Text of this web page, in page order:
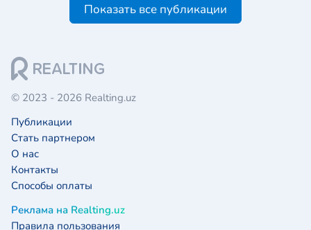
Показать все публикации
© 2023 - 2026 Realting.uz
Публикации
Стать партнером
О нас
Контакты
Способы оплаты
Реклама на Realting.uz
Правила пользования